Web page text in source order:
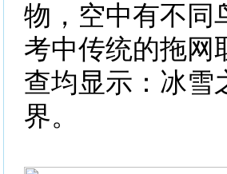
物，空中有不同
考中传统的拖网
查均显示：冰雪
界。